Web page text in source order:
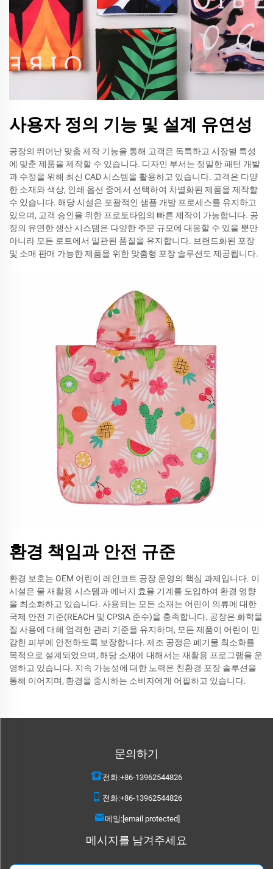
사용자 정의 기능 및 설계 유연성
공장의 뛰어난 맞춤 제작 기능을 통해 고객은 독특하고 시장별 특성
에 맞춘 제품을 제작할 수 있습니다. 디자인 부서는 정밀한 패턴 개발
과 수정을 위해 최신 CAD 시스템을 활용하고 있습니다. 고객은 다양
한 소재와 색상, 인쇄 옵션 중에서 선택하여 차별화된 제품을 제작할
수 있습니다. 해당 시설은 포괄적인 샘플 개발 프로세스를 유지하고
있으며, 고객 승인을 위한 프로토타입의 빠른 제작이 가능합니다. 공
장의 유연한 생산 시스템은 다양한 주문 규모에 대응할 수 있을 뿐만
아니라 모든 로트에서 일관된 품질을 유지합니다. 브랜드화된 포장
및 소매 판매 가능한 제품을 위한 맞춤형 포장 솔루션도 제공됩니다.
환경 책임과 안전 규준
환경 보호는 OEM 어린이 레인코트 공장 운영의 핵심 과제입니다. 이
시설은 물 재활용 시스템과 에너지 효율 기계를 도입하여 환경 영향
을 최소화하고 있습니다. 사용되는 모든 소재는 어린이 의류에 대한
국제 안전 기준(REACH 및 CPSIA 준수)을 충족합니다. 공장은 화학물
질 사용에 대해 엄격한 관리 기준을 유지하며, 모든 제품이 어린이 민
감한 피부에 안전하도록 보장합니다. 제조 공정은 폐기물 최소화를
목적으로 설계되었으며, 해당 소재에 대해서는 재활용 프로그램을 운
영하고 있습니다. 지속 가능성에 대한 노력은 친환경 포장 솔루션을
통해 이어지며, 환경을 중시하는 소비자에게 어필하고 있습니다.
문의하기
전화:+86-13962544826
전화:+86-13962544826
메일:[email protected]
메시지를 남겨주세요